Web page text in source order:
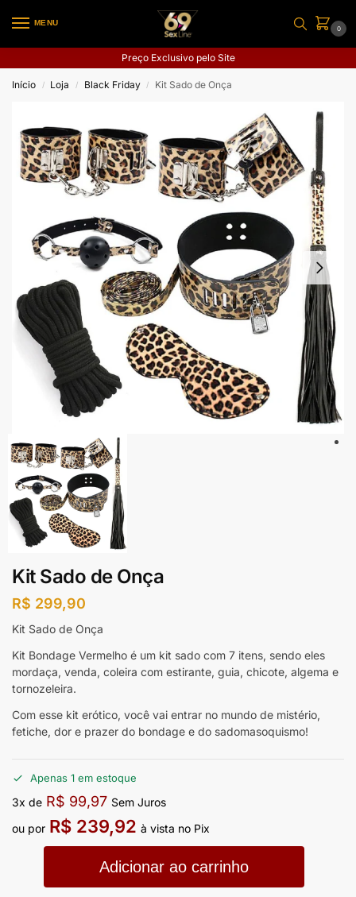
MENU
0
Preço Exclusivo pelo Site
Início / Loja / Black Friday / Kit Sado de Onça
Kit Sado de Onça
R$ 299,90
Kit Sado de Onça
Kit Bondage Vermelho é um kit sado com 7 itens, sendo eles
mordaça, venda, coleira com estirante, guia, chicote, algema e
tornozeleira.
Com esse kit erótico, você vai entrar no mundo de mistério,
fetiche, dor e prazer do bondage e do sadomasoquismo!
Apenas 1 em estoque
3x de R$ 99,97 Sem Juros
ou por R$ 239,92 à vista no Pix
Adicionar ao carrinho